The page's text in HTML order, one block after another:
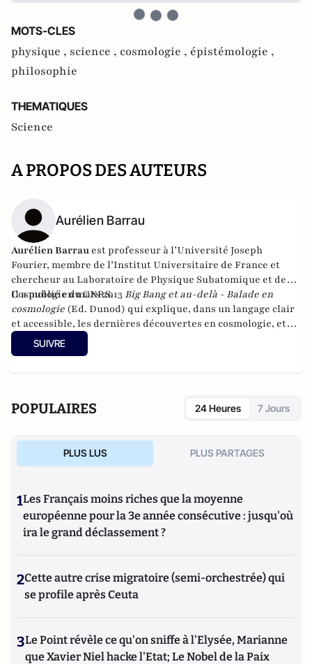
MOTS-CLES
physique , science , cosmologie , épistémologie ,
philosophie
THEMATIQUES
Science
A PROPOS DES AUTEURS
Aurélien Barrau
Aurélien Barrau est professeur à l’Université Joseph
Fourier, membre de l’Institut Universitaire de France et
chercheur au Laboratoire de Physique Subatomique et de
Cosmologie du CNRS.
Il a publié en mars 2013 Big Bang et au-delà - Balade en
cosmologie (Ed. Dunod) qui explique, dans un langage clair
et accessible, les dernières découvertes en cosmologie, et
des
Univers multiples
SUIVRE
POPULAIRES 24 Heures 7 Jours
PLUS LUS PLUS PARTAGES
1Les Français moins riches que la moyenne
européenne pour la 3e année consécutive : jusqu'où
ira le grand déclassement ?
2Cette autre crise migratoire (semi-orchestrée) qui
se profile après Ceuta
3Le Point révèle ce qu'on sniffe à l'Elysée, Marianne
que Xavier Niel hacke l'Etat; Le Nobel de la Paix